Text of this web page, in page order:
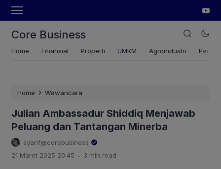
Core Business
Home Finansial Properti UMKM Agroindustri
Home › Wawancara
Julian Ambassadur Shiddiq Menjawab
Peluang dan Tantangan Minerba
syarif@corebusiness
21 Maret 2025 20:45 . 3 min read